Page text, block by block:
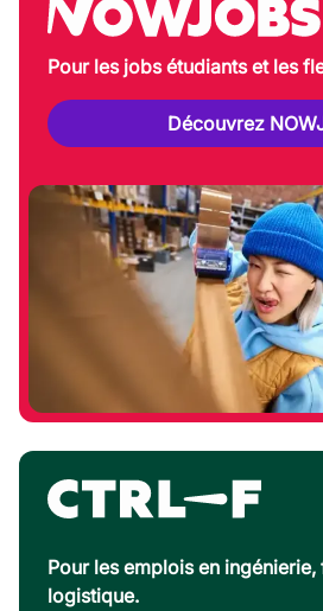
Pour les jobs étudiants et les
Découvrez
Pour les emplois en ingénierie,
logistique.